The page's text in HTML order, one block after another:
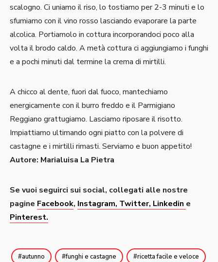
scalogno. Ci uniamo il riso, lo tostiamo per 2-3 minuti e lo
sfumiamo con il vino rosso lasciando evaporare la parte
alcolica. Portiamolo in cottura incorporandoci poco alla
volta il brodo caldo. A metà cottura ci aggiungiamo i funghi
e a pochi minuti dal termine la crema di mirtilli.
A chicco al dente, fuori dal fuoco, mantechiamo
energicamente con il burro freddo e il Parmigiano
Reggiano grattugiamo. Lasciamo riposare il risotto.
Impiattiamo ultimando ogni piatto con la polvere di
castagne e i mirtilli rimasti. Serviamo e buon appetito!
Autore: Marialuisa La Pietra
Se vuoi seguirci sui social, collegati alle nostre
pagine Facebook, Instagram, Twitter, Linkedin e
Pinterest.
autunno funghi e castagne ricetta facile e veloce